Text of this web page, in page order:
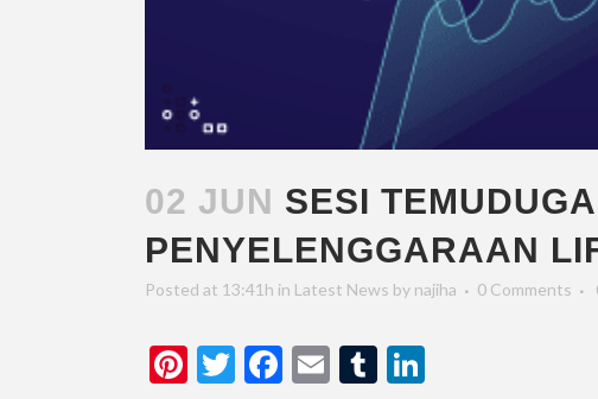
02 JUN SESI
PENYELENGGARAAN
Posted at 13:41h in Latest News by najiha 0 Comments
Pinterest
Twitter
Facebook
EmailTumblr